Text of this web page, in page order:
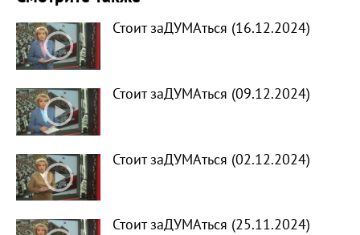
Стоит заДУМАться (16.12.2024)
Стоит заДУМАться (09.12.2024)
Стоит заДУМАться (02.12.2024)
Стоит заДУМАться (25.11.2024)